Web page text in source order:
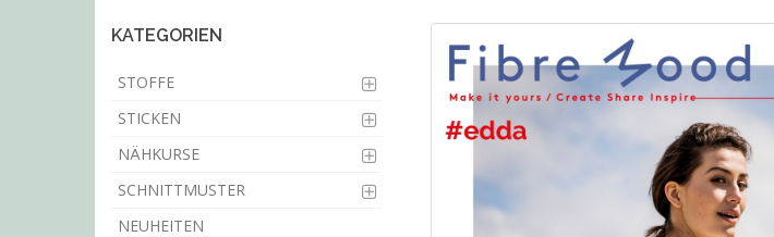
KATEGORIEN
STOFFE
STICKEN
NÄHKURSE
SCHNITTMUSTER
NEUHEITEN